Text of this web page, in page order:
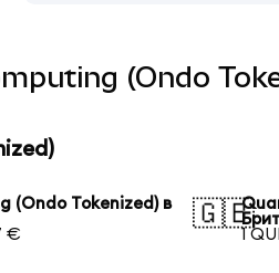
(Ondo
(Ondo Tokenized) в
€
🇬🇧
1